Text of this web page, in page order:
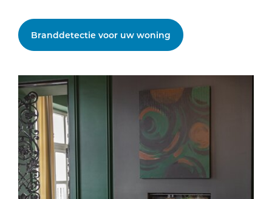
Branddetectie voor uw woning